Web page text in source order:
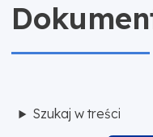
Szukaj w treści